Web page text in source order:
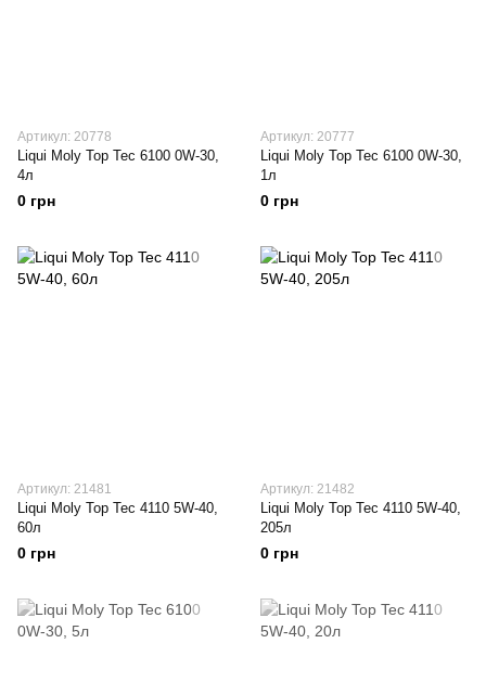
Артикул: 20778
Liqui Moly Top Tec 6100 0W-30,
4л
0 грн
Артикул: 20777
Liqui Moly Top Tec 6100 0W-30,
1л
0 грн
Артикул: 21481
Liqui Moly Top Tec 4110 5W-40,
60л
0 грн
Артикул: 21482
Liqui Moly Top Tec 4110 5W-40,
205л
0 грн